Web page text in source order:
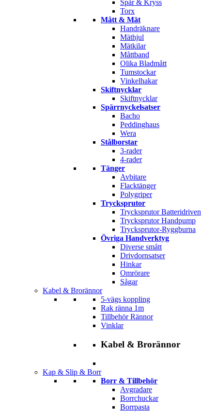
Spår & Kryss
Torx
Mått & Mät
Handräknare
Mäthjul
Mätkilar
Måttband
Olika Bladmått
Tumstockar
Vinkelhakar
Skiftnycklar
Skiftnycklar
Spärrnyckelsatser
Bacho
Peddinghaus
Wera
Stålborstar
3-rader
4-rader
Tänger
Avbitare
Flacktänger
Polygriper
Trycksprutor
Trycksprutor Batteridriven
Trycksprutor Handpump
Trycksprutor-Ryggburna
Övriga Handverktyg
Diverse smått
Drivdornsatser
Hinkar
Omrörare
Sågar
Kabel & Brorännor
5-vägs koppling
Rak ränna 1m
Tillbehör Rännor
Vinklar
Kabel & Brorännor
Kap & Slip & Borr
Borr & Tillbehör
Avgradare
Borrchuckar
Borrpasta